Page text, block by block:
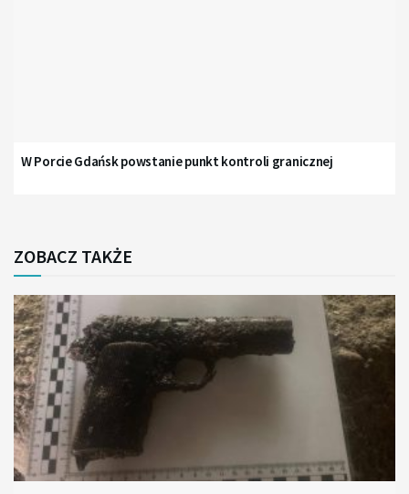
W Porcie Gdańsk powstanie punkt kontroli granicznej
ZOBACZ TAKŻE